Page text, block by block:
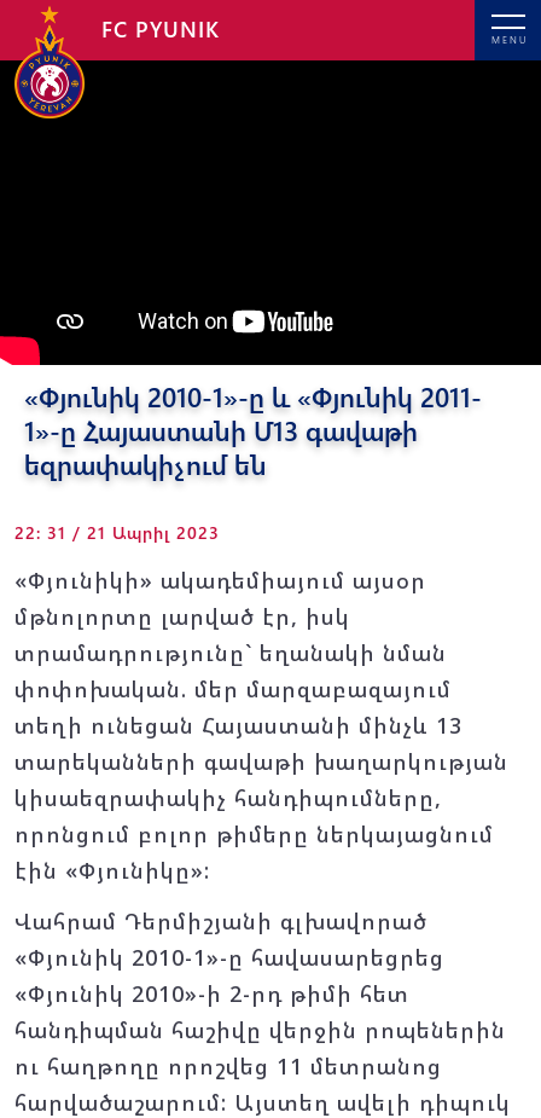
MENU
FC PYUNIK
«Փյունիկ 2010-1»-ը և «Փյունիկ 2011-
1»-ը Հայաստանի Մ13 գավաթի
եզրափակիչում են
22: 31 / 21 Ապրիլ 2023
«Փյունիկի» ակադեմիայում այսօր
մթնոլորտը լարված էր, իսկ
տրամադրությունը` եղանակի նման
փոփոխական. մեր մարզաբազայում
տեղի ունեցան Հայաստանի մինչև 13
տարեկանների գավաթի խաղարկության
կիսաեզրափակիչ հանդիպումները,
որոնցում բոլոր թիմերը ներկայացնում
էին «Փյունիկը»:
Վահրամ Դերմիշյանի գլխավորած
«Փյունիկ 2010-1»-ը հավասարեցրեց
«Փյունիկ 2010»-ի 2-րդ թիմի հետ
հանդիպման հաշիվը վերջին րոպեներին
ու հաղթողը որոշվեց 11 մետրանոց
հարվածաշարում: Այստեղ ավելի դիպուկ